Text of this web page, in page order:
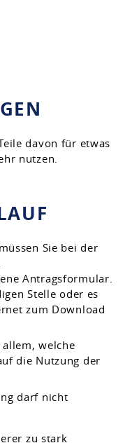
davon für etwas
nutzen.
Sie bei der
Antragsformular.
Stelle oder es
zum Download
welche
die Nutzung der
darf nicht
zu stark